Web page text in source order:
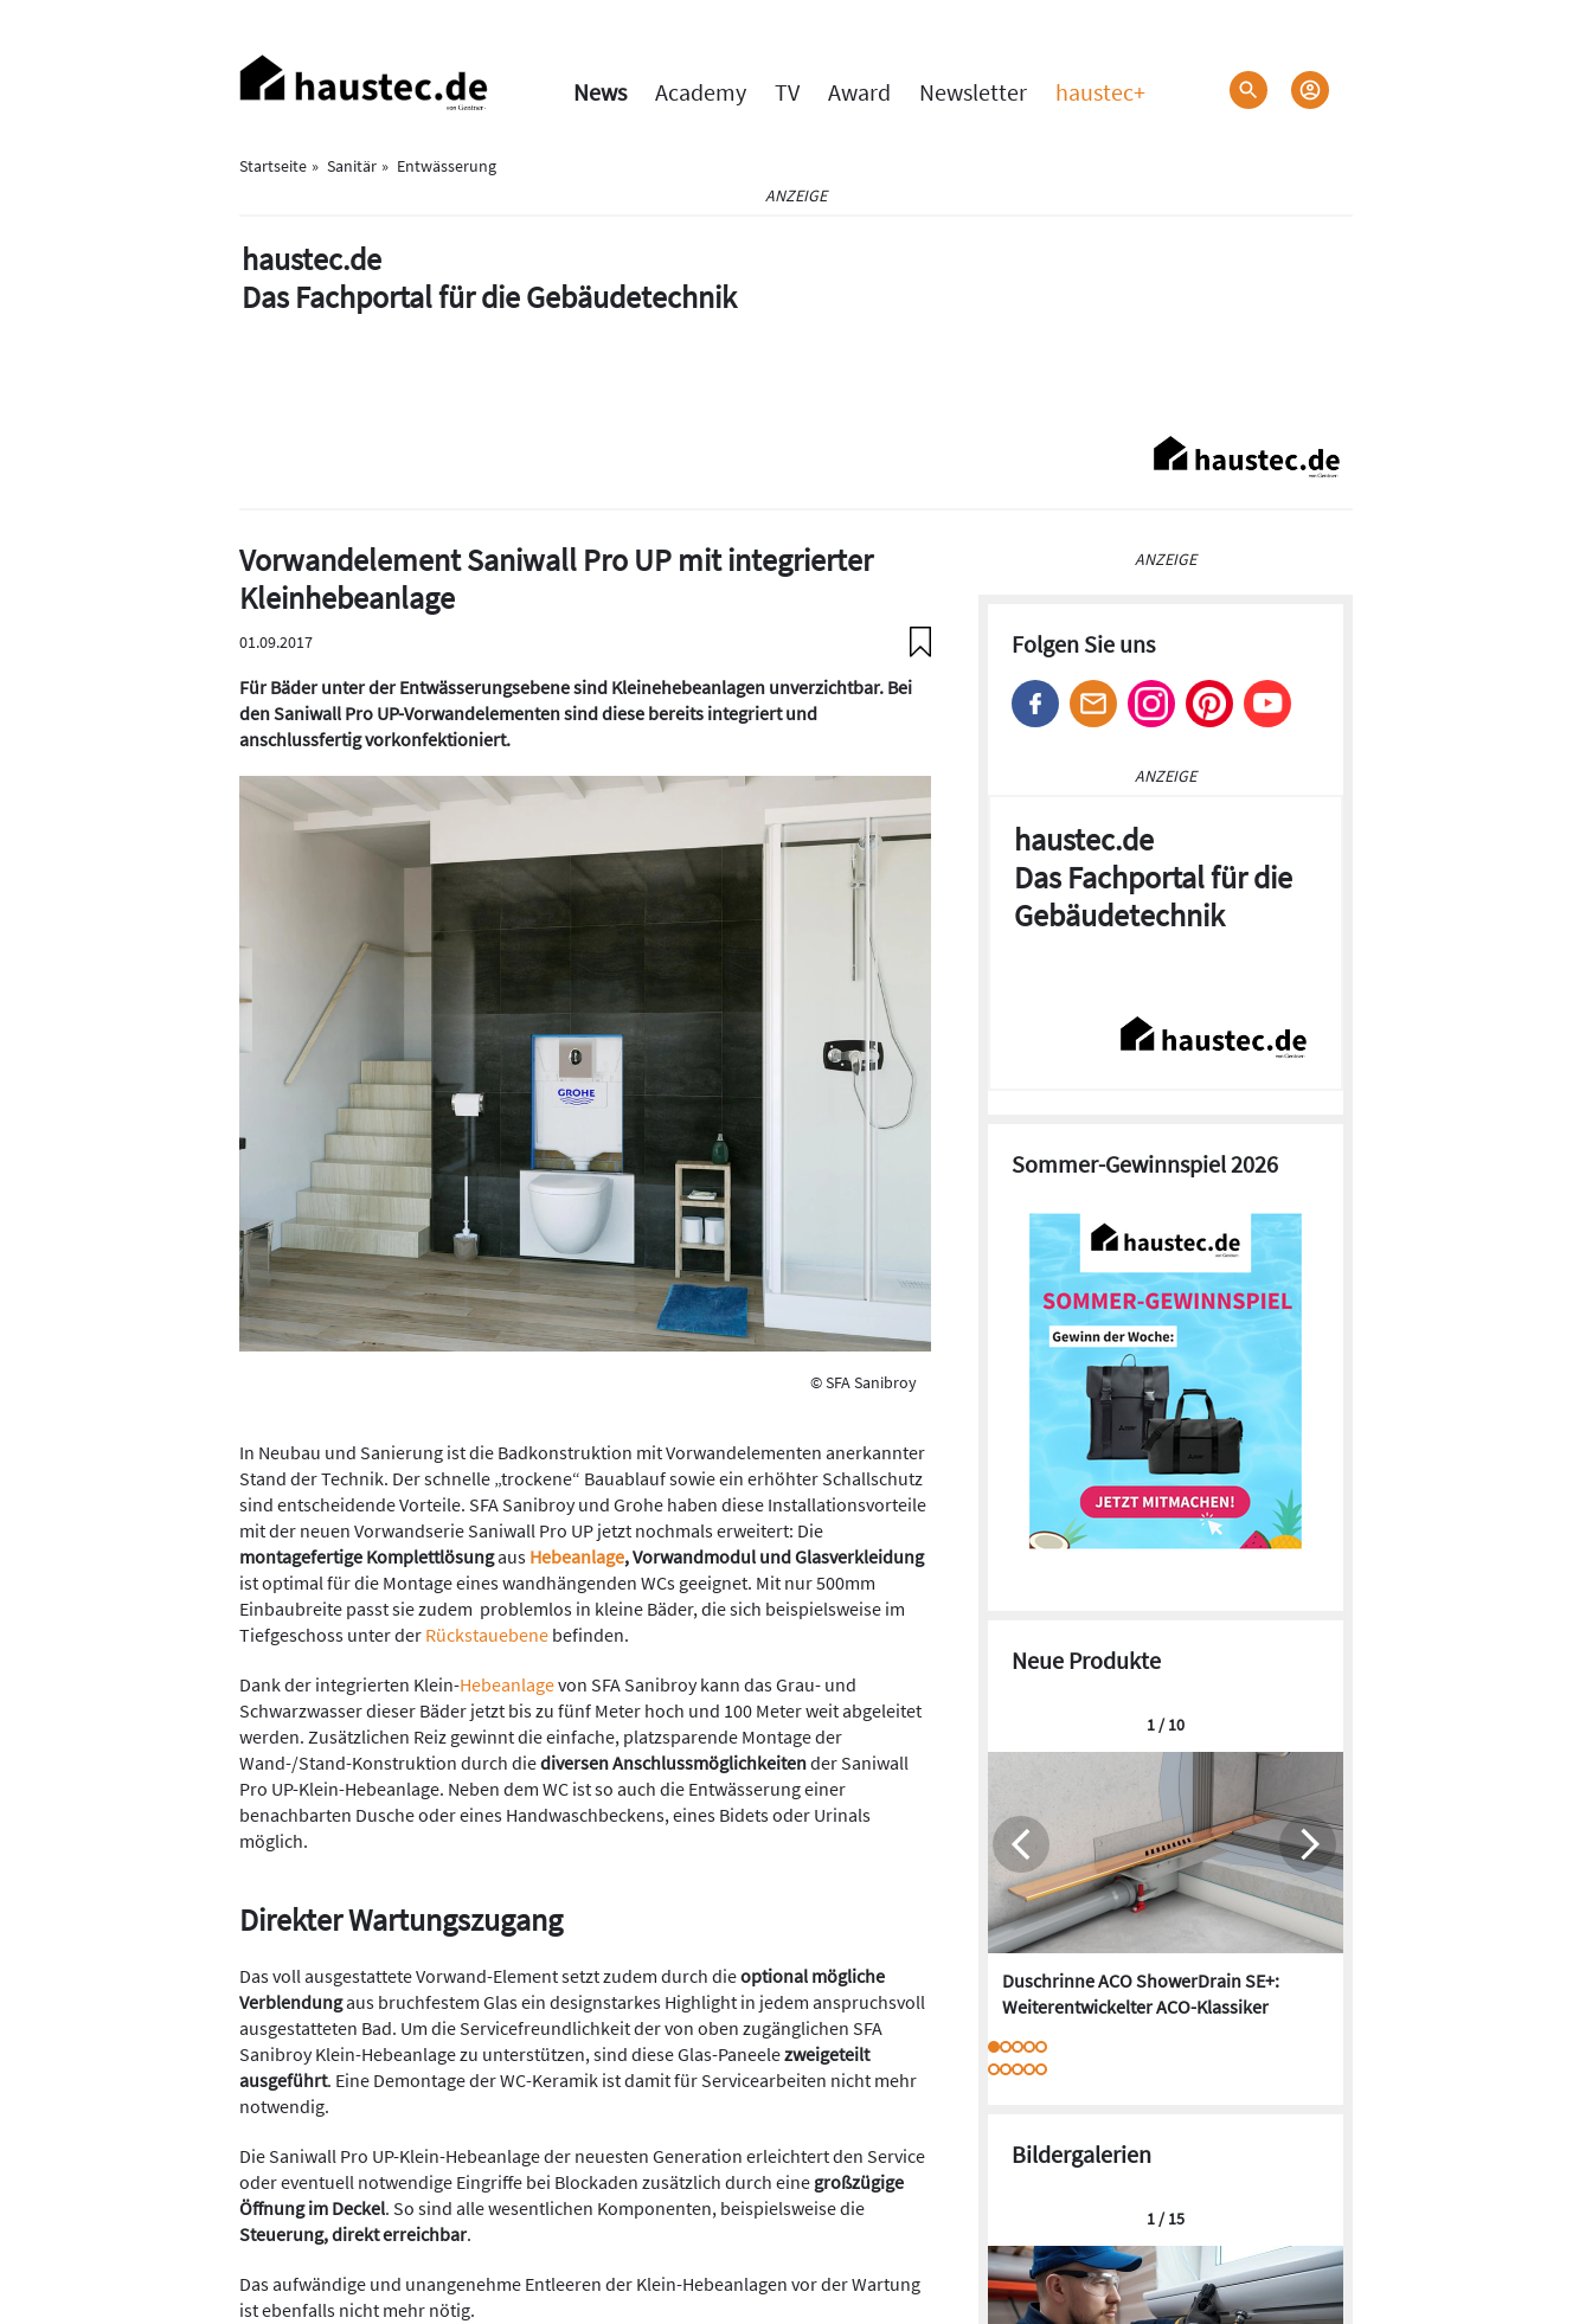
Haupt-
Navigation
News Academy TV Award Newsletter haustec+
Startseite Sanitär
Entwässerung
ANZEIGE
haustec.de
Das Fachportal für die Gebäudetechnik
Vorwandelement Saniwall Pro UP mit integrierter
Kleinhebeanlage
01.09.2017
Für Bäder unter der Entwässerungsebene sind Kleinehebeanlagen unverzichtbar. Bei
den Saniwall Pro UP-Vorwandelementen sind diese bereits integriert und
anschlussfertig vorkonfektioniert.
© SFA Sanibroy
In Neubau und Sanierung ist die Badkonstruktion mit Vorwandelementen anerkannter
Stand der Technik. Der schnelle „trockene“ Bauablauf sowie ein erhöhter Schallschutz
sind entscheidende Vorteile. SFA Sanibroy und Grohe haben diese Installationsvorteile
mit der neuen Vorwandserie Saniwall Pro UP jetzt nochmals erweitert: Die
montagefertige Komplettlösungaus Hebeanlage, Vorwandmodul und Glasverkleidung
ist optimal für die Montage eines wandhängenden WCs geeignet. Mit nur 500mm
Einbaubreite passt sie zudem problemlos in kleine Bäder, die sich beispielsweise im
Tiefgeschoss unter der Rückstauebene befinden.
Dank der integrierten Klein-Hebeanlagevon SFA Sanibroy kann das Grau- und
Schwarzwasser dieser Bäder jetzt bis zu fünf Meter hoch und 100 Meter weit abgeleitet
werden. Zusätzlichen Reiz gewinnt die einfache, platzsparende Montage der
Wand-/Stand-Konstruktion durch diediversen Anschlussmöglichkeitender Saniwall
Pro UP-Klein-Hebeanlage. Neben dem WC ist so auch die Entwässerung einer
benachbarten Dusche oder eines Handwaschbeckens, eines Bidets oder Urinals
möglich.
Direkter Wartungszugang
Das voll ausgestattete Vorwand-Element setzt zudem durch dieoptional mögliche
Verblendungaus bruchfestem Glas ein designstarkes Highlight in jedem anspruchsvoll
ausgestatteten Bad. Um die Servicefreundlichkeit der von oben zugänglichen SFA
Sanibroy Klein-Hebeanlage zu unterstützen, sind diese Glas-Paneelezweigeteilt
ausgeführt. Eine Demontage der WC-Keramik ist damit für Servicearbeiten nicht mehr
notwendig.
Die Saniwall Pro UP-Klein-Hebeanlage der neuesten Generation erleichtert den Service
oder eventuell notwendige Eingriffe bei Blockaden zusätzlich durch eine großzügige
Öffnung im Deckel. So sind alle wesentlichen Komponenten, beispielsweise die
Steuerung, direkt erreichbar.
Das aufwändige und unangenehme Entleeren der Klein-Hebeanlagen vor der Wartung
ist ebenfalls nicht mehr nötig.
ANZEIGE
Folgen Sie uns
ANZEIGE
haustec.de
Das Fachportal für die
Gebäudetechnik
Sommer-Gewinnspiel 2026
Neue Produkte
Duschrinne ACO ShowerDrain SE+:
Weiterentwickelter ACO-Klassiker
1 / 10
Bildergalerien
1 / 15